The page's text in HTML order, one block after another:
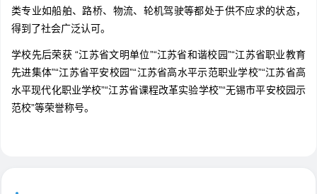
类专业如船舶、路桥、物流、轮机驾驶等都处于供不应求的状态，
得到了社会广泛认可。
学校先后荣获 “江苏省文明单位”“江苏省和谐校园”“江苏省职业教育
先进集体”“江苏省平安校园”“江苏省高水平示范职业学校”“江苏省高
水平现代化职业学校”“江苏省课程改革实验学校”“无锡市平安校园示
范校”等荣誉称号。